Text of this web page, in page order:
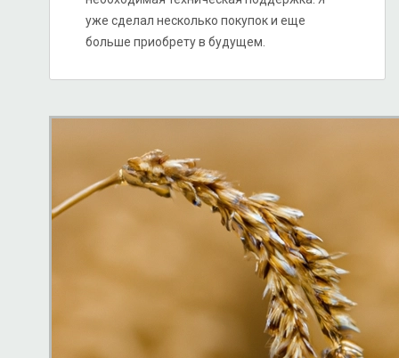
уже сделал несколько покупок и еще
больше приобрету в будущем.